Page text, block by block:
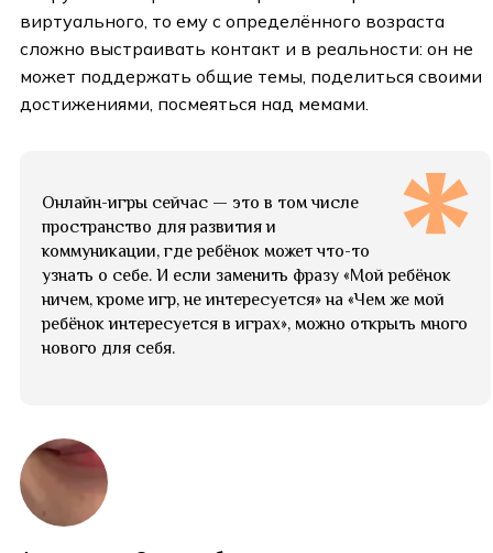
виртуального, то ему с определённого возраста
сложно выстраивать контакт и в реальности: он не
может поддержать общие темы, поделиться своими
достижениями, посмеяться над мемами.
Онлайн-игры сейчас — это в том числе
пространство для развития и
коммуникации, где ребёнок может что-то
узнать о себе. И если заменить фразу «Мой ребёнок
ничем, кроме игр, не интересуется» на «Чем же мой
ребёнок интересуется в играх», можно открыть много
нового для себя.